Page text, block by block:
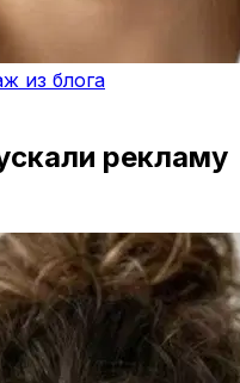
из блога
рекламу